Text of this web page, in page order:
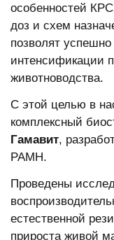
особенностей
доз и схем
позволят
интенсификации
животноводства.
С этой целью в
комплексный
Гамавит,
РАМН.
Проведены
естественной
прироста живой